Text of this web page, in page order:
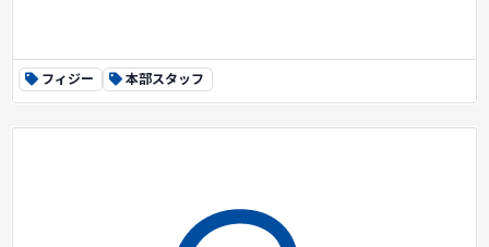
フィジー 本部スタッフ